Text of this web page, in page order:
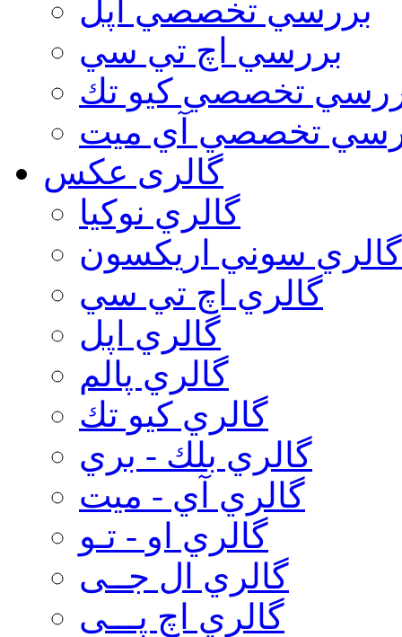
بررسي تخصصي اپل
بررسي اچ تي سي
تخصصي كيو تك
تخصصي آي ميت
گالری عکس
گالري نوكيا
گالري سوني اريكسون
گالري اچ تي سي
گالري اپل
گالري پالم
گالري كيو تك
گالري بلك - بري
گالري آي - ميت
گالري او - تـو
گالري ال جــی
گالري اچ پـــی